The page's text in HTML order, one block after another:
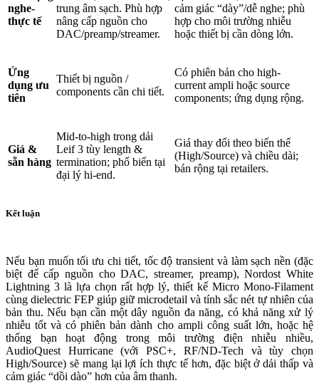
nghe-
thực tế
trung âm sạch. Phù hợp
nâng cấp nguồn cho
DAC/preamp/streamer.
cảm giác “dày”/dễ nghe; phù
hợp cho môi trường nhiễu
hoặc thiết bị cần dòng lớn.
Ứng
dụng ưu
tiên
Thiết bị nguồn /
components cần chi tiết.
Có phiên bản cho high-
current ampli hoặc source
components; ứng dụng rộng.
Giá &
sẵn hàng
Mid-to-high trong dải
Leif 3 tùy length &
termination; phổ biến tại
đại lý hi-end.
Giá thay đổi theo biến thể
(High/Source) và chiều dài;
bán rộng tại retailers.
Kết luận
Nếu bạn muốn tối ưu chi tiết, tốc độ transient và làm sạch nền (đặc
biệt để cấp nguồn cho DAC, streamer, preamp), Nordost White
Lightning 3 là lựa chọn rất hợp lý, thiết kế Micro Mono-Filament
cùng dielectric FEP giúp giữ microdetail và tính sắc nét tự nhiên của
bản thu. Nếu bạn cần một dây nguồn đa năng, có khả năng xử lý
nhiễu tốt và có phiên bản dành cho ampli công suất lớn, hoặc hệ
thống bạn hoạt động trong môi trường điện nhiễu nhiều,
AudioQuest Hurricane (với PSC+, RF/ND-Tech và tùy chọn
High/Source) sẽ mang lại lợi ích thực tế hơn, đặc biệt ở dải thấp và
cảm giác “dồi dào” hơn của âm thanh.